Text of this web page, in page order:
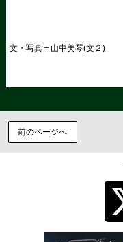
文・写真＝山中美琴(文２)
前のページへ